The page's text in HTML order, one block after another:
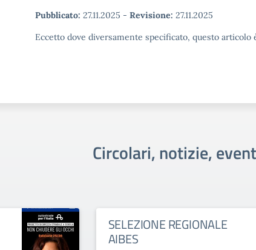
Pubblicato: 27.11.2025 - Revisione: 27.11.2025
Eccetto dove diversamente specificato, questo
Circolari, notizie,
SELEZIONE REGIONALE
AIBES